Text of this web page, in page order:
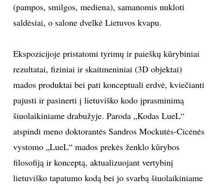
INTERJERAS
NAMAI
RECEPTAI
VAIKAI
NELAIMĖS
(pampos, smilgos, mediena), samanomis nukloti
saldėsiai, o salone dvelkė Lietuvos kvapu.
Ekspozicijoje pristatomi tyrimų ir paieškų kūrybiniai
rezultatai, fiziniai ir skaitmeniniai (3D objektai)
mados produktai bei pati konceptuali erdvė, kviečianti
pajusti ir pasinerti į lietuviško kodo įprasminimą
šiuolaikiniame drabužyje. Paroda „Kodas LueL“
atspindi meno doktorantės Sandros Mockutės-Cicėnės
vystomo „LueL“ mados prekės ženklo kūrybos
filosofiją ir konceptą, aktualizuojant vertybinį
lietuviško tapatumo kodą bei jo svarbą šiuolaikiniame